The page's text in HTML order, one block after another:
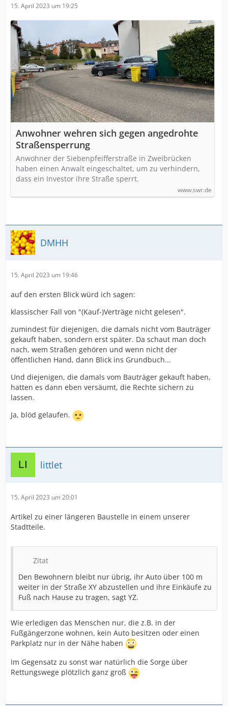
15. April 2023 um 19:25
Anwohner wehren sich gegen angedrohte
Straßensperrung
Anwohner der Siebenpfeifferstraße in Zweibrücken
haben einen Anwalt eingeschaltet, um zu verhindern,
dass ein Investor ihre Straße sperrt.
www.swr.de
DMHH
15. April 2023 um 19:46
auf den ersten Blick würd ich sagen:
klassischer Fall von "(Kauf-)Verträge nicht gelesen".
zumindest für diejenigen, die damals nicht vom Bauträger
gekauft haben, sondern erst später. Da schaut man doch
nach, wem Straßen gehören und wenn nicht der
öffentlichen Hand, dann Blick ins Grundbuch...
Und diejenigen, die damals vom Bauträger gekauft haben,
hatten es dann eben versäumt, die Rechte sichern zu
lassen.
Ja, blöd gelaufen.
littlet
15. April 2023 um 20:01
Artikel zu einer längeren Baustelle in einem unserer
Stadtteile.
Zitat
Den Bewohnern bleibt nur übrig, ihr Auto über 100 m
weiter in der Straße XY abzustellen und ihre Einkäufe zu
Fuß nach Hause zu tragen, sagt YZ.
Wie erledigen das Menschen nur, die z.B. in der
Fußgängerzone wohnen, kein Auto besitzen oder einen
Parkplatz nur in der Nähe haben
Im Gegensatz zu sonst war natürlich die Sorge über
Rettungswege plötzlich ganz groß